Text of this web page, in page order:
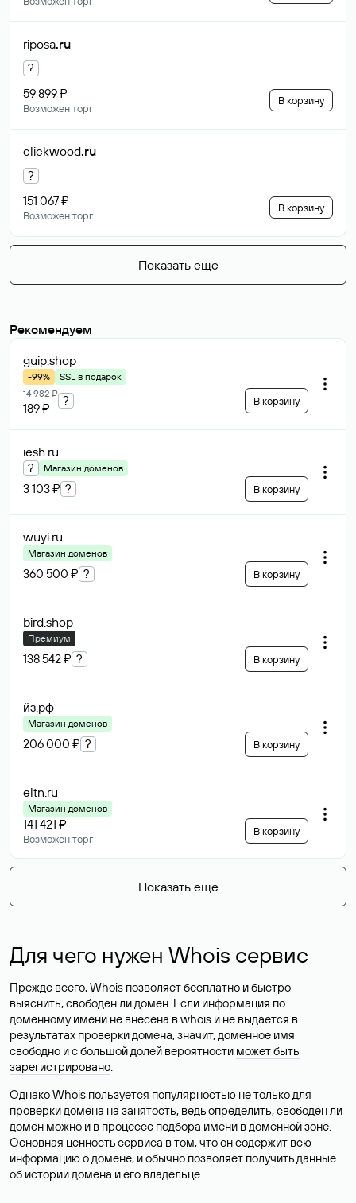
riposa.ru
?
59 899 ₽
Возможен торг
В корзину
clickwood.ru
?
151 067 ₽
Возможен торг
В корзину
Показать еще
Рекомендуем
guip.shop
-99%
SSL в подарок
14 982 ₽
189 ₽
? В корзину
iesh.ru
? Магазин доменов
3 103 ₽ ? В корзину
wuyi.ru
Магазин доменов
360 500 ₽ ? В корзину
bird.shop
Премиум
138 542 ₽ ? В корзину
йз.рф
Магазин доменов
206 000 ₽ ? В корзину
eltn.ru
Магазин доменов
141 421 ₽
Возможен торг
В корзину
Показать еще
Для чего нужен Whois сервис
Прежде всего, Whois позволяет бесплатно и быстро
выяснить, свободен ли домен. Если информация по
доменному имени не внесена в whois и не выдается в
результатах проверки домена, значит, доменное имя
свободно и с большой долей вероятности может быть
зарегистрировано.
Однако Whois пользуется популярностью не только для
проверки домена на занятость, ведь определить, свободен ли
домен можно и в процессе подбора имени в доменной зоне.
Основная ценность сервиса в том, что он содержит всю
информацию о домене, и обычно позволяет получить данные
об истории домена и его владельце.